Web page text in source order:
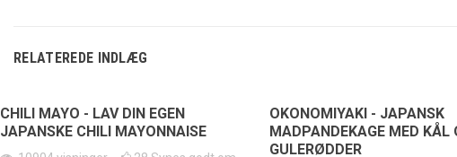
RELATEREDE INDLÆG
CHILI MAYO - LAV DIN EGEN
JAPANSKE CHILI MAYONNAISE
OKONOMIYAKI - JAPANSK
MADPANDEKAGE MED KÅL
GULERØDDER